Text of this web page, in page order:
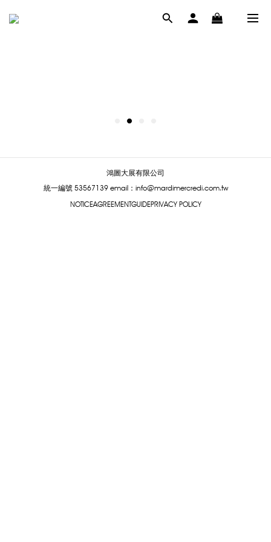
鴻圖大展有限公司
統一編號 53567139 email：info@mardimercredi.com.tw
NOTICEAGREEMENTGUIDEPRIVACY POLICY